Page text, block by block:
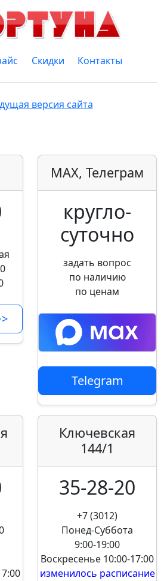
Скидки Контакты
версия сайта
MAX, Телеграм
кругло­
суточно
задать вопрос
по наличию
по ценам
Telegram
Ключевская
144/1
35-28-20
+7 (3012)
Понед-Суббота
9:00-19:00
Воскресенье 10:00-17:00
изменилось расписание